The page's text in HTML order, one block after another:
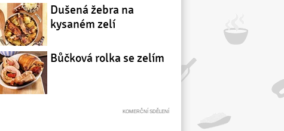
Dušená žebra na
kysaném zelí
Bůčková rolka se zelím